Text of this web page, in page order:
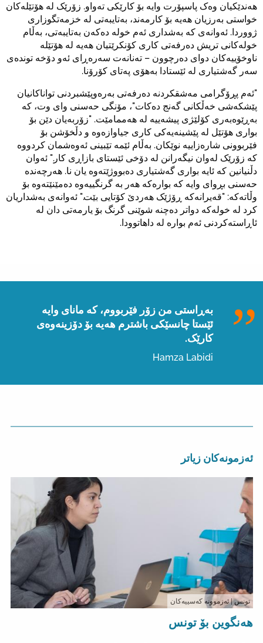
هەندێکیان وەک پاسپۆرت وایە بۆ کارێکی تەواو. زۆرێک لە هۆتێلەکان
خواستی بەرزیان هەیە بۆ کارمەند، بەتایبەتی لە خزمەتگوزاری
ژووردا. ئەوانەی کە بەشداری ئەم خولە دەکەن بەتایبەتی، بەڵام
خولەکانی تریش دەرفەتی کاری کۆنکرێتیان هەیە لە هۆتێلە
ناوخۆییەکان دوای دەرچوون – تەنانەت سەرەڕای ئەو دۆخە توندەی
سەر گەشتیاری لە ئێستادا بەهۆی پەتای کۆرۆنا.
"ئەم پڕۆگرامی مەشقکردنە دەرفەتی بەرەوپێشبردنی تواناکانیان
پێشکەشی خەڵکانی گەنج دەکات"، مۆنگی حەسنی وای وت، کە
بەڕێوەبەری کۆلێژی پیشەییە لە هەممامێت. "زۆربەیان دێن بۆ
بواری هۆتێل لە پێشینەیەکی کاری جیاوازەوە و دڵخۆشن بۆ
فێربوونی شارەزاییە نوێکان. بەڵام ئێمە تێبینی ئەوەشمان کردووە
کە زۆرێک لەوان نیگەرانن لە دۆخی ئێستای بازاڕی کار." ئەوان
دڵنیانین کە ئایە بواری گەشتیاری دەبووژێتەوە یان نا. هەرچەندە
حەسنی بڕوای وایە کە بوارەکە هەر بە گرنگییەوە دەمێنێتەوە بۆ
وڵاتەکە: "قەیرانەکە ڕۆژێک هەردێ کۆتایی بێت." ئەوانەی بەشداریان
کرد لە خولەکە دواتر دەچنە شوێنی گرنگ بۆ یارمەتی دان لە
ئاڕاستەکردنی ئەم بوارە لە داهاتوودا.
بەڕاستی من زۆر فێربووم، کە مانای وایە
ئێستا چانسێکی باشترم هەیە بۆ دۆزینەوەی
کارێک.
Hamza Labidi
ئەزمونەکان زیاتر
تونس| ئەزموونە کەسییەکان
هەنگوین بۆ تونس